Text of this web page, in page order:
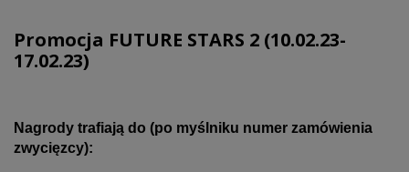
Promocja FUTURE STARS 2 (10.02.23-
17.02.23)
Nagrody trafiają do (po myślniku numer zamówienia
zwycięzcy):